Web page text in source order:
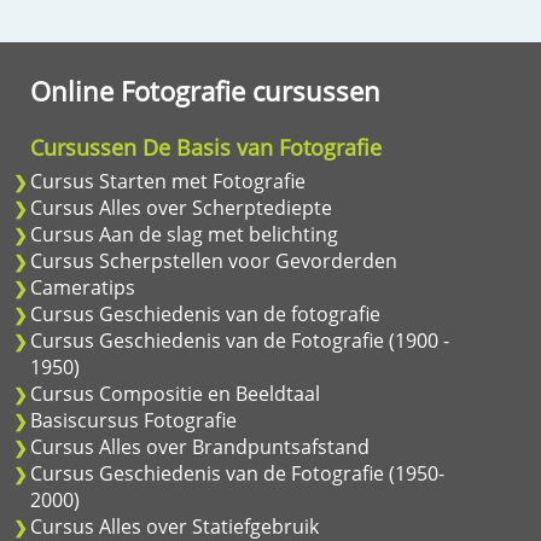
Online Fotografie cursussen
Cursussen De Basis van Fotografie
Cursus Starten met Fotografie
Cursus Alles over Scherptediepte
Cursus Aan de slag met belichting
Cursus Scherpstellen voor Gevorderden
Cameratips
Cursus Geschiedenis van de fotografie
Cursus Geschiedenis van de Fotografie (1900 -
1950)
Cursus Compositie en Beeldtaal
Basiscursus Fotografie
Cursus Alles over Brandpuntsafstand
Cursus Geschiedenis van de Fotografie (1950-
2000)
Cursus Alles over Statiefgebruik